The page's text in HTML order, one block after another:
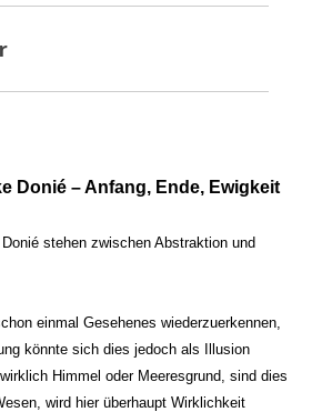
Donié – Anfang, Ende, Ewigkeit
stehen zwischen Abstraktion und
einmal Gesehenes wiederzuerkennen,
könnte sich dies jedoch als Illusion
Himmel oder Meeresgrund, sind dies
wird hier überhaupt Wirklichkeit